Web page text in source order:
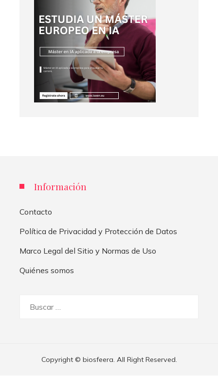
Información
Contacto
Política de Privacidad y Protección de Datos
Marco Legal del Sitio y Normas de Uso
Quiénes somos
Copyright © biosfeera. All Right Reserved.